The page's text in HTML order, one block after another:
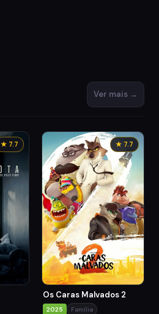
Ver mais →
★ 7.7 ★ 7.7
Os Caras Malvados 2
2025 Família